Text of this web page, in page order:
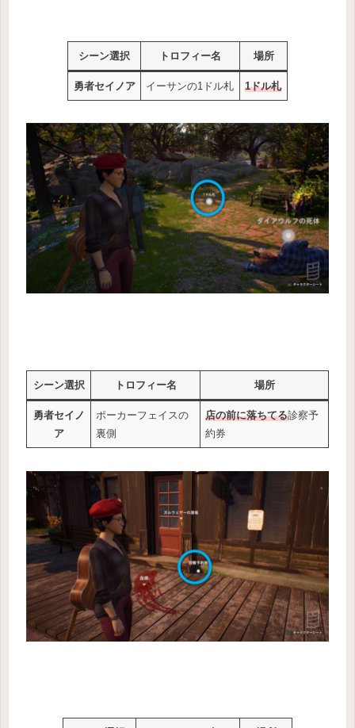
シーン選択 トロフィー名 場所
勇者セイノア イーサンの1ドル札 1ドル札
シーン選択 トロフィー名 場所
勇者セイノ
ア
ポーカーフェイスの
裏側
店の前に落ちてる診察予
約券